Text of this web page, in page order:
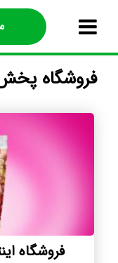
فروشگاه
فروشگاه